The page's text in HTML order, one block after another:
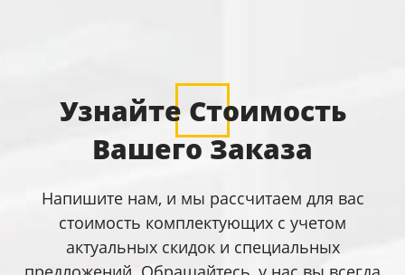
Узнайте Стоимость
Вашего Заказа
Напишите нам, и мы рассчитаем для вас
стоимость комплектующих с учетом
актуальных скидок и специальных